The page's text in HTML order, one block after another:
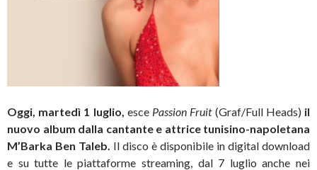
Oggi, martedì 1 luglio, esce Passion Fruit(Graf/Full Heads) il
nuovo album dalla cantante e attrice tunisino-napoletana
M’Barka Ben Taleb. Il disco è disponibile in digital download
e su tutte le piattaforme streaming, dal 7 luglio anche nei